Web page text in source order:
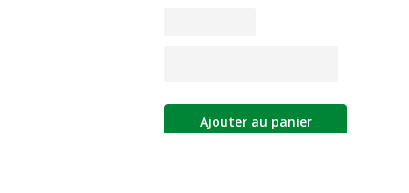
Ajouter au panier